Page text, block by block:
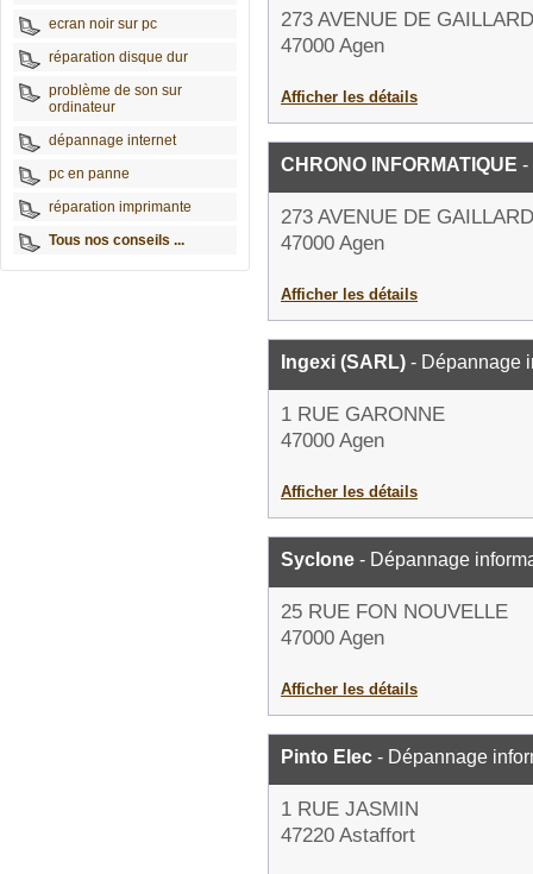
ecran noir sur pc
réparation disque dur
problème de son sur
ordinateur
dépannage internet
pc en panne
réparation imprimante
Tous nos conseils ...
273 AVENUE DE GAILLARD
47000 Agen
Afficher les détails
CHRONO INFORMATIQUE -
273 AVENUE DE GAILLARD
47000 Agen
Afficher les détails
Ingexi (SARL) - Dépannage
1 RUE GARONNE
47000 Agen
Afficher les détails
Syclone - Dépannage
25 RUE FON NOUVELLE
47000 Agen
Afficher les détails
Pinto Elec - Dépannage
1 RUE JASMIN
47220 Astaffort